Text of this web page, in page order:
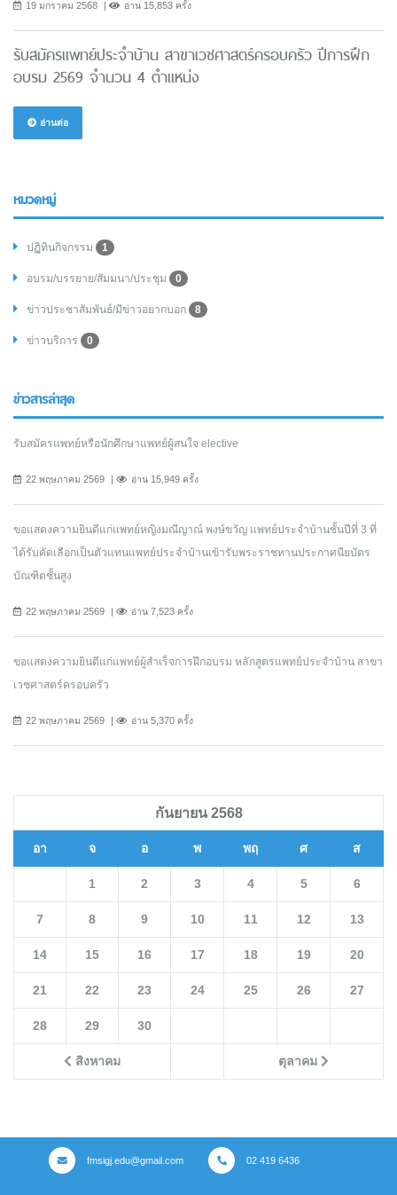
19 มกราคม 2568 อ่าน 15,853 ครั้ง
รับสมัครแพทย์ประจำบ้าน สาขาเวชศาสตร์ครอบครัว ปีการฝึก
อบรม 2569 จำนวน 4 ตำแหน่ง
อ่านต่อ
หมวดหมู่
ปฏิทินกิจกรรม 1
อบรม/บรรยาย/สัมมนา/ประชุม 0
ข่าวประชาสัมพันธ์/มีข่าวอยากบอก 8
ข่าวบริการ 0
ข่าวสารล่าสุด
รับสมัครแพทย์หรือนักศึกษาแพทย์ผู้สนใจ elective
22 พฤษภาคม 2569 อ่าน 15,949 ครั้ง
ขอแสดงความยินดีแก่แพทย์หญิงมณีญาณ์ พงษ์ขวัญ แพทย์ประจำบ้านชั้นปีที่ 3 ที่
ได้รับคัดเลือกเป็นตัวแทนแพทย์ประจำบ้านเข้ารับพระราชทานประกาศนียบัตร
บัณฑิตชั้นสูง
22 พฤษภาคม 2569 อ่าน 7,523 ครั้ง
ขอแสดงความยินดีแก่แพทย์ผู้สำเร็จการฝึกอบรม หลักสูตรแพทย์ประจำบ้าน สาขา
เวชศาสตร์ครอบครัว
22 พฤษภาคม 2569 อ่าน 5,370 ครั้ง
กันยายน 2568
อา จ อ พ พฤ ศ ส
สิงหาคม ตุลาคม
1 2 3 4 5 6
7 8 9 10 11 12 13
14 15 16 17 18 19 20
21 22 23 24 25 26 27
28 29 30
fmsigj.edu@gmail.com 02 419 6436